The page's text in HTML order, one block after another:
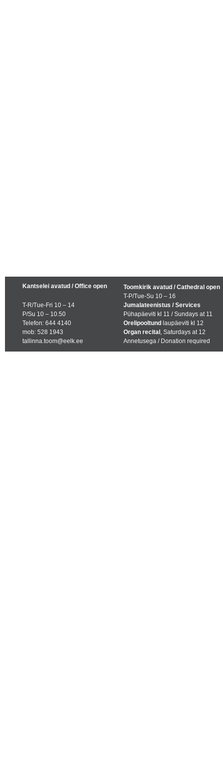
Kantselei avatud / Office open
T-R/Tue-Fri 10 – 14
P/Su 10 – 10.50
Telefon: 644 4140
mob: 528 1943
tallinna.toom@eelk.ee
Toomkirik avatud / Cathedral open
T-P/Tue-Su 10 – 16
Jumalateenistus / Services
Pühapäeviti kl 11 / Sundays at 11
Orelipooltund laupäeviti kl 12
Organ recital , Saturdays at 12
Annetusega / Donation required